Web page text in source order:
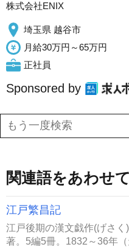
株式会社ENIX
埼玉県 越谷市
月給30万円～65万円
正社員
Sponsored by
関連語をあわせ
江戸繁昌記
江戸後期の漢文戯作(げさ
著。5編5冊。1832～36年（